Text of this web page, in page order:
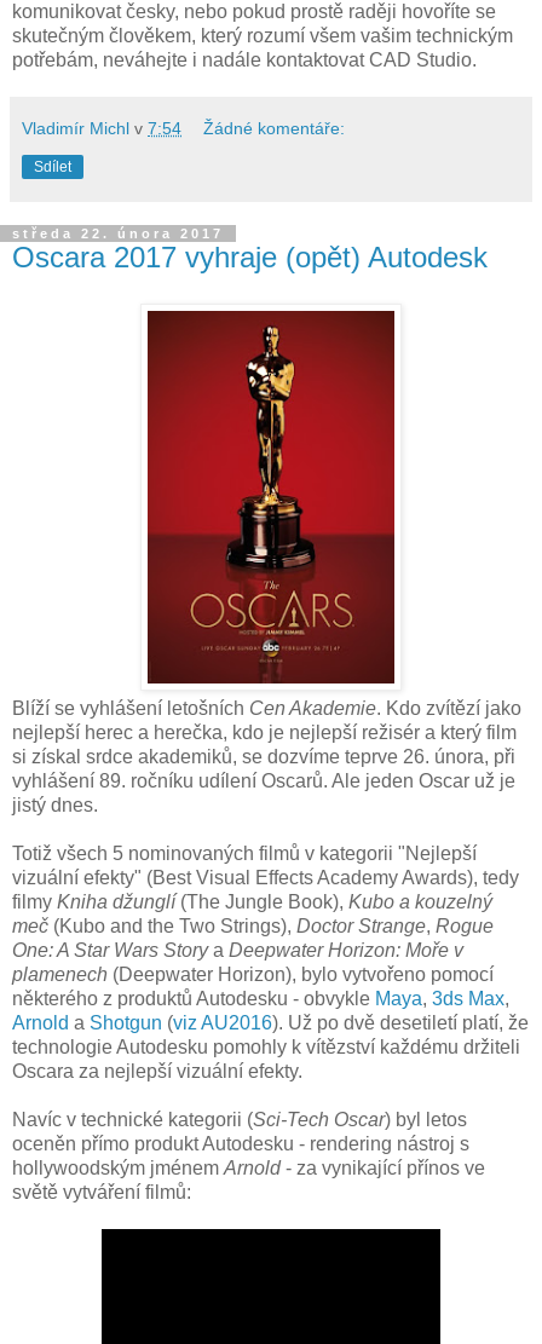
komunikovat česky, nebo pokud prostě raději hovoříte se
skutečným člověkem, který rozumí všem vašim technickým
potřebám, neváhejte i nadále kontaktovat CAD Studio.
Vladimír Michl v 7:54 Žádné komentáře:
Sdílet
středa 22. února 2017
Oscara 2017 vyhraje (opět) Autodesk
Blíží se vyhlášení letošních Cen Akademie. Kdo zvítězí jako
nejlepší herec a herečka, kdo je nejlepší režisér a který film
si získal srdce akademiků, se dozvíme teprve 26. února, při
vyhlášení 89. ročníku udílení Oscarů. Ale jeden Oscar už je
jistý dnes.
Totiž všech 5 nominovaných filmů v kategorii "Nejlepší
vizuální efekty" (Best Visual Effects Academy Awards), tedy
filmy Kniha džunglí(The Jungle Book), Kubo a kouzelný
meč (Kubo and the Two Strings), Doctor Strange, Rogue
One: A Star Wars Storya Deepwater Horizon: Moře v
plamenech (Deepwater Horizon), bylo vytvořeno pomocí
některého z produktů Autodesku - obvykle Maya, 3ds Max,
Arnold a Shotgun (viz AU2016). Už po dvě desetiletí platí, že
technologie Autodesku pomohly k vítězství každému držiteli
Oscara za nejlepší vizuální efekty.
Navíc v technické kategorii (Sci-Tech Oscar) byl letos
oceněn přímo produkt Autodesku - rendering nástroj s
hollywoodským jménem Arnold- za vynikající přínos ve
světě vytváření filmů: